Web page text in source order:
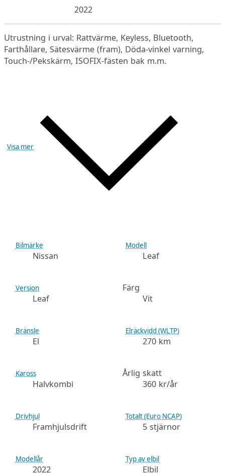
2022
Utrustning i urval: Rattvärme, Keyless, Bluetooth,
Farthållare, Sätesvärme (fram), Döda-vinkel varning,
Touch-/Pekskärm, ISOFIX-fästen bak m.m.
Visa mer
Bilmärke
Nissan
Modell
Leaf
Version
Leaf
Färg
Vit
Bränsle
El
Elräckvidd (WLTP)
270 km
Kaross
Halvkombi
Årlig skatt
360 kr/år
Drivhjul
Framhjulsdrift
Totalt (Euro NCAP)
5 stjärnor
Modellår
2022
Typ av elbil
Elbil